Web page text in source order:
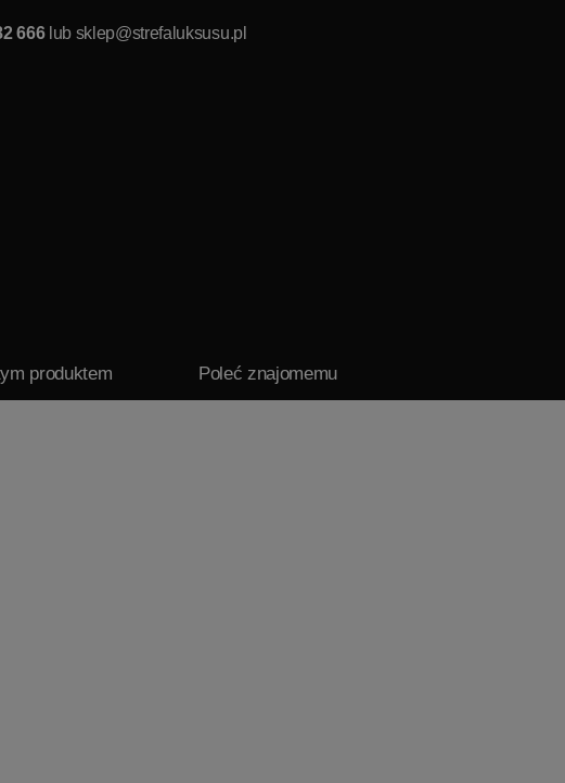
666lub sklep@strefaluksusu.pl
produktem Poleć znajomemu